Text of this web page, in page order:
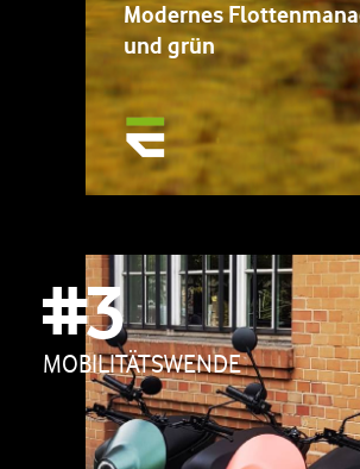
Modernes
und grün
#3
MOBILITÄTSWENDE